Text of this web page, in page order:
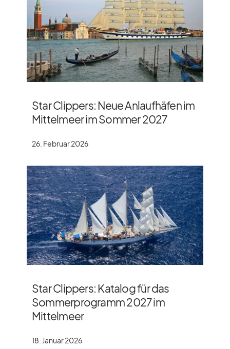
Star Clippers: Neue Anlaufhäfen im
Mittelmeer im Sommer 2027
26. Februar 2026
Star Clippers: Katalog für das
Sommerprogramm 2027 im
Mittelmeer
18. Januar 2026